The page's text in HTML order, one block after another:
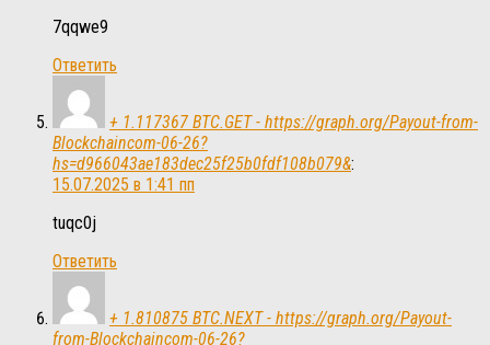
7qqwe9
Ответить
+ 1.117367 BTC.GET - https://graph.org/Payout-from-
Blockchaincom-06-26?
hs=d966043ae183dec25f25b0fdf108b079&:
15.07.2025 в 1:41 пп
tuqc0j
Ответить
+ 1.810875 BTC.NEXT - https://graph.org/Payout-
from-Blockchaincom-06-26?